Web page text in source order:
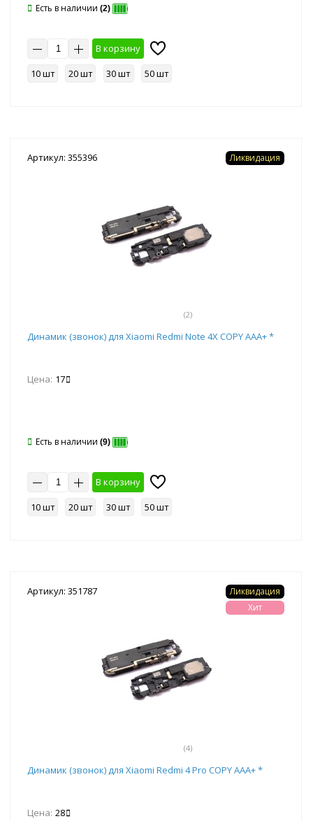
Есть в наличии (2)
В корзину
10 шт
20 шт 30 шт 50 шт
Артикул: 355396
(2)
Ликвидация
Динамик (звонок) для Xiaomi Redmi Note 4X COPY AAA+ *
Цена: 17
Есть в наличии (9)
В корзину
10 шт
20 шт 30 шт 50 шт
Артикул: 351787
(4)
Ликвидация
Хит
Динамик (звонок) для Xiaomi Redmi 4 Pro COPY AAA+ *
Цена: 28